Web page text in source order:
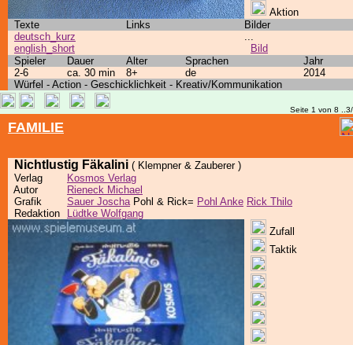
Aktion
Texte
Links
Bilder
deutsch_kurz
english_short
...
Bild
Spieler
Dauer Alter Sprachen
Jahr
2-6
ca. 30 min 8+ de
2014
Würfel - Action - Geschicklichkeit - Kreativ/Kommunikation
Seite 1 von 8
FAMILIE
Nichtlustig Fäkalini ( Klempner & Zauberer )
Verlag
Kosmos Verlag
Autor
Rieneck Michael
Grafik
Sauer JoschaPohl & Rick= Pohl Anke Rick Thilo
Redaktion
Lüdtke Wolfgang
Zufall
Taktik